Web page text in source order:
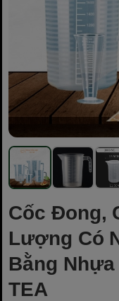
Cốc Đong,
Lượng Có
Bằng
TEA